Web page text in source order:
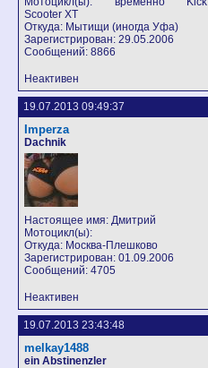
Scooter XT
Откуда: Мытищи (иногда Уфа)
Зарегистрирован: 29.05.2006
Сообщений: 8866
Неактивен
19.07.2013 09:49:37
Imperza
Dachnik
Настоящее имя: Дмитрий
Мотоцикл(ы):
Откуда: Москва-Плешково
Зарегистрирован: 01.09.2006
Сообщений: 4705
Неактивен
19.07.2013 23:43:48
melkay1488
ein Abstinenzler